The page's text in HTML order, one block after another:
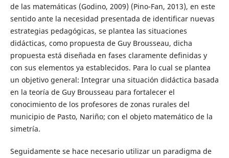
de las matemáticas (Godino, 2009) (Pino-Fan, 2013), en este
sentido ante la necesidad presentada de identificar nuevas
estrategias pedagógicas, se plantea las situaciones
didácticas, como propuesta de Guy Brousseau, dicha
propuesta está diseñada en fases claramente definidas y
con sus elementos ya establecidos. Para lo cual se plantea
un objetivo general: Integrar una situación didáctica basada
en la teoría de Guy Brousseau para fortalecer el
conocimiento de los profesores de zonas rurales del
municipio de Pasto, Nariño; con el objeto matemático de la
simetría.
Seguidamente se hace necesario utilizar un paradigma de